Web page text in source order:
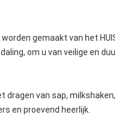
gemaakt van het
om u van veilige en
dragen van sap,
en proevend heerlijk.